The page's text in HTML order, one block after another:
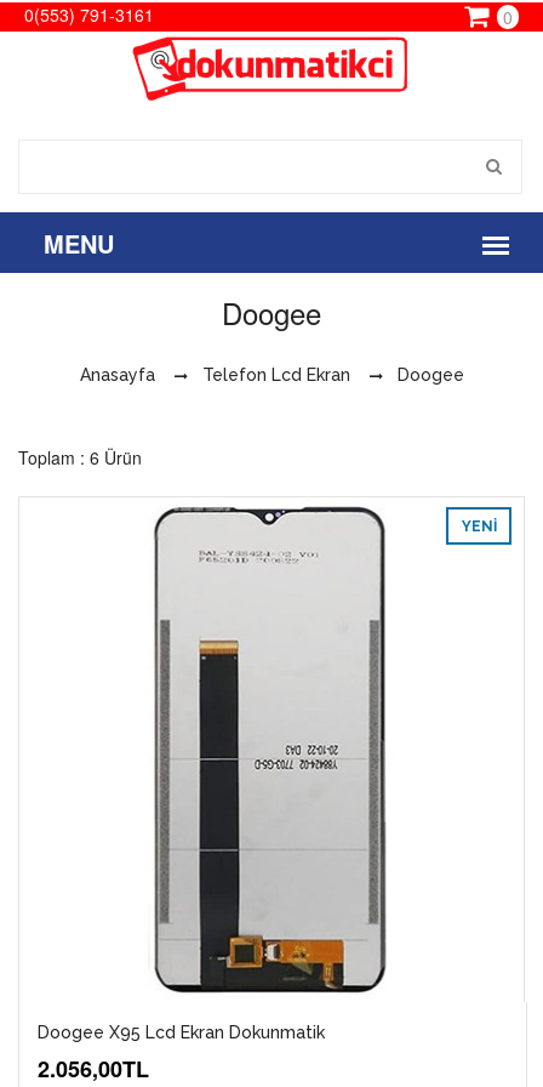
0(553) 791-3161 0
Doogee
Anasayfa Telefon Lcd Ekran Doogee
Toplam : 6 Ürün
YENI
Doogee X95 Lcd Ekran Dokunmatik
2.056,00TL